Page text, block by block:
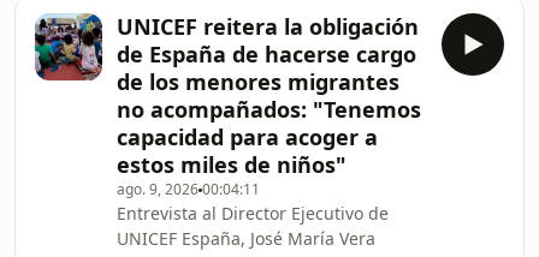
en contarles lo que pasa y hacerlo de
la forma más amena posible.
UNICEF reitera la obligación
de España de hacerse cargo
de los menores migrantes
no acompañados: "Tenemos
capacidad para acoger a
estos miles de niños"
ago. 9, 202600:04:11
Entrevista al Director Ejecutivo de
UNICEF España, José María Vera